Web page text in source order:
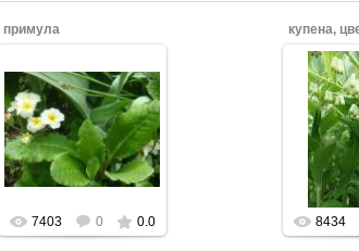
примула
Нажмите, чтобы
увеличить.
7403 0 0.0
купена,
8434